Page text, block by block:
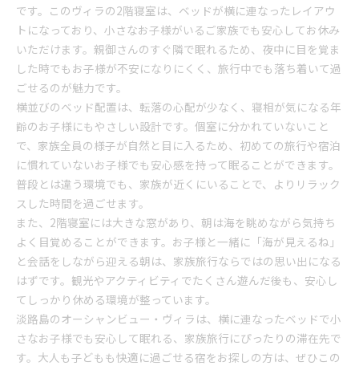
です。このヴィラの2階寝室は、ベッドが横に連なったレイアウ
トになっており、小さなお子様がいるご家族でも安心してお休み
いただけます。親御さんのすぐ隣で眠れるため、夜中に目を覚ま
した時でもお子様が不安になりにくく、旅行中でも落ち着いて過
ごせるのが魅力です。
横並びのベッド配置は、転落の心配が少なく、寝相が気になる年
齢のお子様にもやさしい設計です。個室に分かれていないこと
で、家族全員の様子が自然と目に入るため、初めての旅行や宿泊
に慣れていないお子様でも安心感を持って眠ることができます。
普段とは違う環境でも、家族が近くにいることで、よりリラック
スした時間を過ごせます。
また、2階寝室には大きな窓があり、朝は海を眺めながら気持ち
よく目覚めることができます。お子様と一緒に「海が見えるね」
と会話をしながら迎える朝は、家族旅行ならではの思い出になる
はずです。観光やアクティビティでたくさん遊んだ後も、安心し
てしっかり休める環境が整っています。
淡路島のオーシャンビュー・ヴィラは、横に連なったベッドで小
さなお子様でも安心して眠れる、家族旅行にぴったりの滞在先で
す。大人も子どもも快適に過ごせる宿をお探しの方は、ぜひこの